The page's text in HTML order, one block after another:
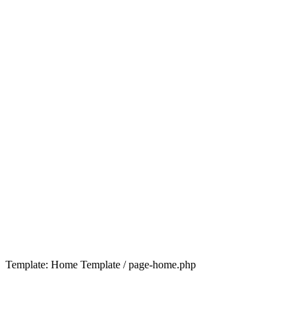
Template: Home Template / page-home.php